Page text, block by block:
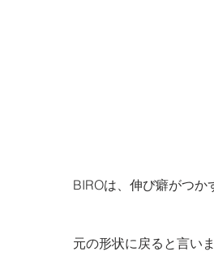
BIROは、伸び癖がつか
元の形状に戻ると言い